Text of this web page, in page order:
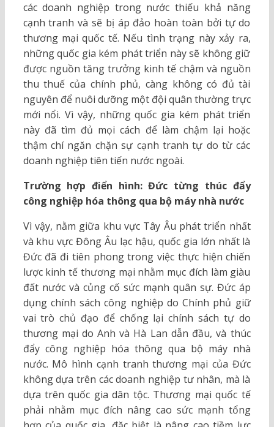
các doanh nghiệp trong nước thiếu khả năng
cạnh tranh và sẽ bị áp đảo hoàn toàn bởi tự do
thương mại quốc tế. Nếu tình trạng này xảy ra,
những quốc gia kém phát triển này sẽ không giữ
được nguồn tăng trưởng kinh tế chậm và nguồn
thu thuế của chính phủ, càng không có đủ tài
nguyên để nuôi dưỡng một đội quân thường trực
mới nổi. Vì vậy, những quốc gia kém phát triển
này đã tìm đủ mọi cách để làm chậm lại hoặc
thậm chí ngăn chặn sự cạnh tranh tự do từ các
doanh nghiệp tiên tiến nước ngoài.
Trường hợp điển hình: Đức từng thúc đẩy
công nghiệp hóa thông qua bộ máy nhà nước
Vì vậy, nằm giữa khu vực Tây Âu phát triển nhất
và khu vực Đông Âu lạc hậu, quốc gia lớn nhất là
Đức đã đi tiên phong trong việc thực hiện chiến
lược kinh tế thương mại nhằm mục đích làm giàu
đất nước và củng cố sức mạnh quân sự. Đức áp
dụng chính sách công nghiệp do Chính phủ giữ
vai trò chủ đạo để chống lại chính sách tự do
thương mại do Anh và Hà Lan dẫn đầu, và thúc
đẩy công nghiệp hóa thông qua bộ máy nhà
nước. Mô hình cạnh tranh thương mại của Đức
không dựa trên các doanh nghiệp tư nhân, mà là
dựa trên quốc gia dân tộc. Thương mại quốc tế
phải nhằm mục đích nâng cao sức mạnh tổng